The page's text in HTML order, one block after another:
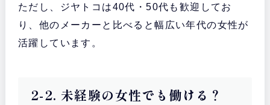
ただし、ジヤトコは40代・50代も歓迎してお
り、他のメーカーと比べると幅広い年代の女性が
活躍しています。
2-2. 未経験の女性でも働ける？